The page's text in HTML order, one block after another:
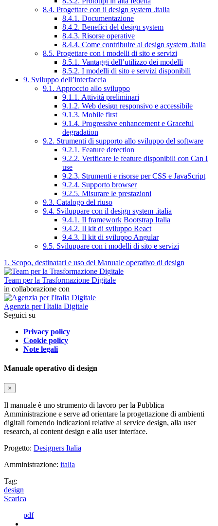
8.4. Progettare con il design system .italia
8.4.1. Documentazione
8.4.2. Benefici del design system
8.4.3. Risorse operative
8.4.4. Come contribuire al design system .italia
8.5. Progettare con i modelli di sito e servizi
8.5.1. Vantaggi dell’utilizzo dei modelli
8.5.2. I modelli di sito e servizi disponibili
9. Sviluppo dell’interfaccia
9.1. Approccio allo sviluppo
9.1.1. Attività preliminari
9.1.2. Web design responsivo e accessibile
9.1.3. Mobile first
9.1.4. Progressive enhancement e Graceful
degradation
9.2. Strumenti di supporto allo sviluppo del software
9.2.1. Feature detection
9.2.2. Verificare le feature disponibili con Can I
use
9.2.3. Strumenti e risorse per CSS e JavaScript
9.2.4. Supporto browser
9.2.5. Misurare le prestazioni
9.3. Catalogo del riuso
9.4. Sviluppare con il design system .italia
9.4.1. Il framework Bootstrap Italia
9.4.2. Il kit di sviluppo React
9.4.3. Il kit di sviluppo Angular
9.5. Sviluppare con i modelli di sito e servizi
1. Scopo, destinatari e uso del Manuale operativo di design
Team per la Trasformazione Digitale
in collaborazione con
Agenzia per l'Italia Digitale
Seguici su
Privacy policy
Cookie policy
Note legali
Manuale operativo di design
×
Il manuale è uno strumento di lavoro per la Pubblica
Amministrazione e serve ad orientare la progettazione di ambienti
digitali fornendo indicazioni relative al service design, alla user
research, al content design e alla user interface.
Progetto: Designers Italia
Amministrazione: italia
Tag:
design
Scarica
pdf